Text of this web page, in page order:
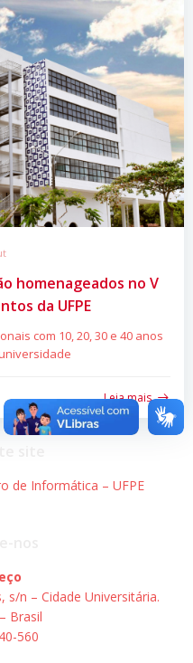
homenageados no V
da UFPE
com 10, 20, 30 e 40 anos
Leia mais
de Informática – UFPE
s/n – Cidade Universitária.
Brasil
560